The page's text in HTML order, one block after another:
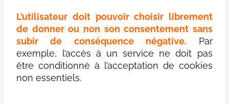
L’utilisateur doit pouvoir choisir librement
de donner ou non son consentement sans
subir de conséquence négative. Par
exemple, l’accès à un service ne doit pas
être conditionné à l’acceptation de cookies
non essentiels.